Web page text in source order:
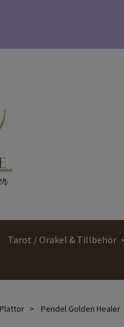
Tarot / Orakel & Tillbehör
Pendel Golden Healer